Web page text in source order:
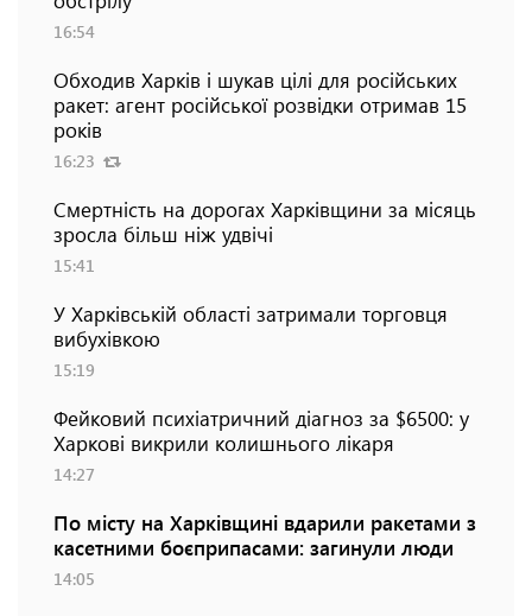
16:54
Обходив Харків і шукав цілі для російських
ракет: агент російської розвідки отримав 15
років
16:23
Смертність на дорогах Харківщини за місяць
зросла більш ніж удвічі
15:41
У Харківській області затримали торговця
вибухівкою
15:19
Фейковий психіатричний діагноз за $6500: у
Харкові викрили колишнього лікаря
14:27
По місту на Харківщині вдарили ракетами з
касетними боєприпасами: загинули люди
14:05